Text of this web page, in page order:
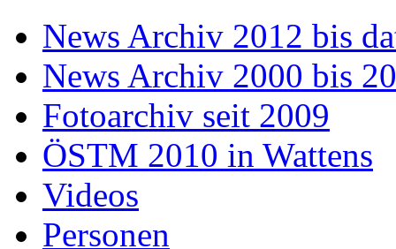
News Archiv 2012 bis
News Archiv 2000 bis
Fotoarchiv seit 2009
ÖSTM 2010 in Wattens
Videos
Personen